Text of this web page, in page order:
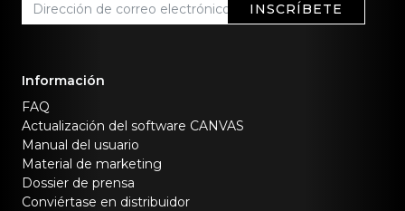
INSCRÍBETE
Información
FAQ
Actualización del software CANVAS
Manual del usuario
Material de marketing
Dossier de prensa
Conviértase en distribuidor